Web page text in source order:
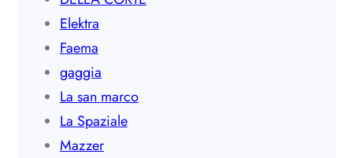
Elektra
Faema
gaggia
La san marco
La Spaziale
Mazzer